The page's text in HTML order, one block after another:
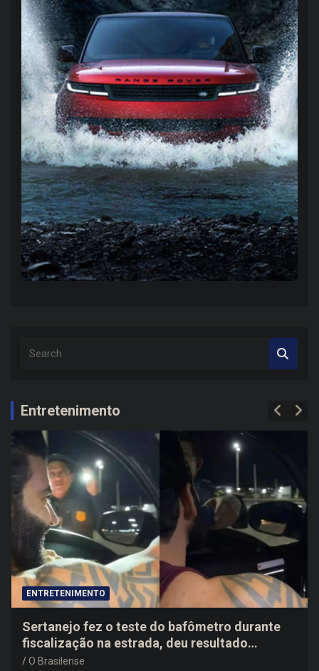
c
h
Entretenimento
ENTRETENIMENTO
Sertanejo fez o teste do bafômetro durante
fiscalização na estrada, deu resultado
negativo e elogiou o trabalho dos agentes de
O Brasilense